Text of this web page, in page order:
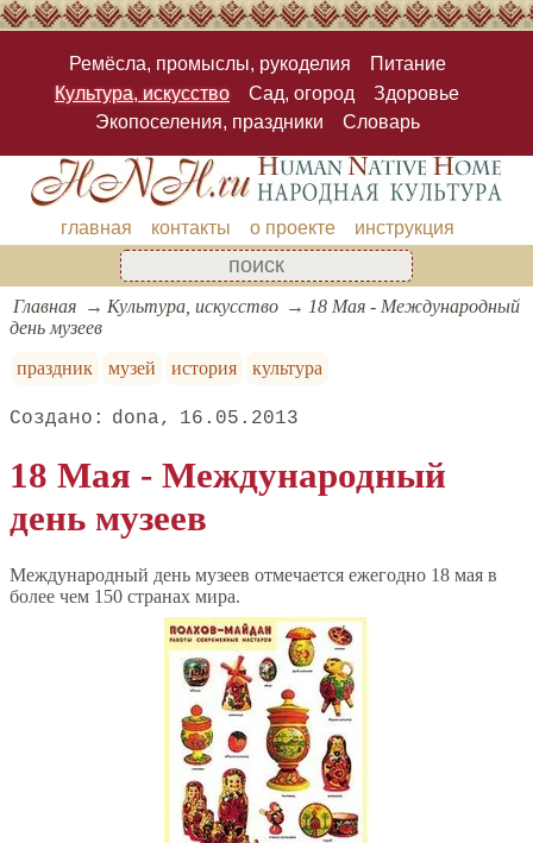
Ремёсла, промыслы, рукоделия
Питание
Культура, искусство
Сад, огород
Здоровье
Экопоселения, праздники
Словарь
главная контакты о проекте инструкция
Главная Культура, искусство
18 Мая - Международный
день музеев
праздник
музей история культура
dona 16.05.2013
18 Мая - Международный
день музеев
Международный день музеев отмечается ежегодно 18 мая в
более чем 150 странах мира.